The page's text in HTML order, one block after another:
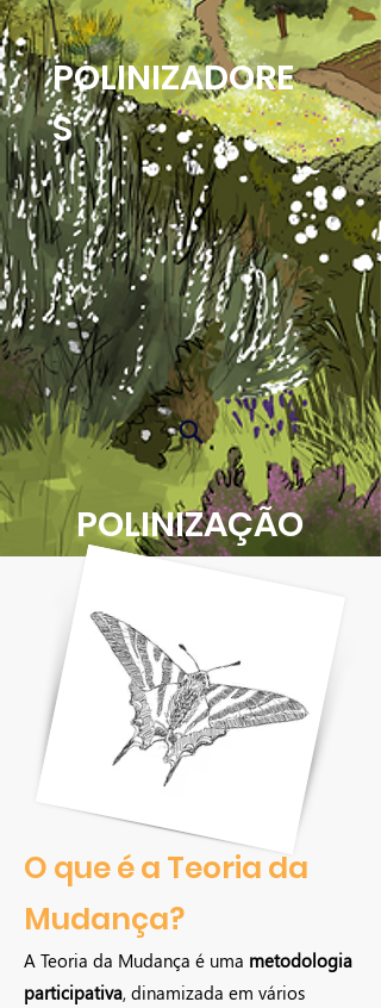
POLINIZADORE
S
POLINIZAÇÃO
O que é a Teoria da
Mudança?
A Teoria da Mudança é uma metodologia
participativa, dinamizada em vários